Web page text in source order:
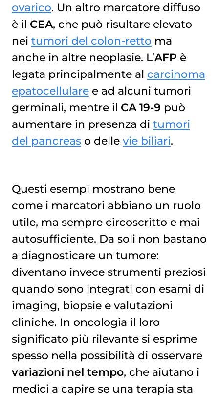
ovarico. Un altro marcatore diffuso
è il CEA, che può risultare elevato
nei tumori del colon-retto ma
anche in altre neoplasie. L’AFP è
legata principalmente al carcinoma
epatocellularee ad alcuni tumori
germinali, mentre il CA 19-9 può
aumentare in presenza di tumori
del pancreaso delle vie biliari.
Questi esempi mostrano bene
come i marcatori abbiano un ruolo
utile, ma sempre circoscritto e mai
autosufficiente. Da soli non bastano
a diagnosticare un tumore:
diventano invece strumenti preziosi
quando sono integrati con esami di
imaging, biopsie e valutazioni
cliniche. In oncologia il loro
significato più rilevante si esprime
spesso nella possibilità di osservare
variazioni nel tempo, che aiutano i
medici a capire se una terapia sta